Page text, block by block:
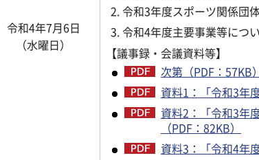
令和4年7月6日
（水曜日）
令和3年度スポーツ関係団
令和4年度主要事業等につ
【議事録・会議資料等】
次第（PDF：57KB）
資料1：「令和3年
資料2：「令和3年
（PDF：82KB）
資料3：「令和4年